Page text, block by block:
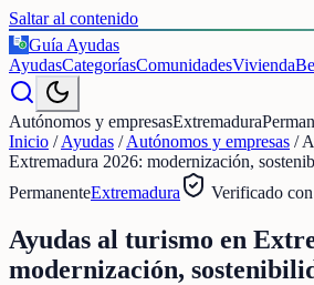
Saltar al contenido
€
Guía Ayudas
AyudasCategoríasComunidadesVivienda
Autónomos y empresasExtremadura
Inicio /Ayudas /Autónomos y empresas /
Extremadura 2026: modernización,
PermanenteExtremadura Verificado
Ayudas al turismo en
modernización,